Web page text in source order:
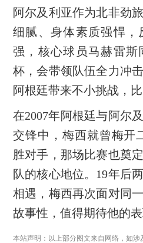
阿尔及利亚作为北非劲
细腻、身体素质强悍，
强，核心球员马赫雷斯
杯，会带领队伍全力冲
阿根廷带来不小挑战，比
在2007年阿根廷与阿尔
交锋中，梅西就曾梅开
胜对手，那场比赛也奠
队的核心地位。19年后
相遇，梅西再次面对同
故事性，值得期待他的表
本站声明：以上部分图文来自网络，如涉